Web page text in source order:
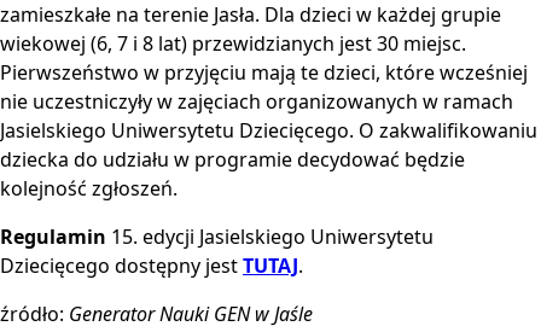
zamieszkałe na terenie Jasła. Dla dzieci w każdej grupie
wiekowej (6, 7 i 8 lat) przewidzianych jest 30 miejsc.
Pierwszeństwo w przyjęciu mają te dzieci, które wcześniej
nie uczestniczyły w zajęciach organizowanych w ramach
Jasielskiego Uniwersytetu Dziecięcego. O zakwalifikowaniu
dziecka do udziału w programie decydować będzie
kolejność zgłoszeń.
Regulamin 15. edycji Jasielskiego Uniwersytetu
Dziecięcego dostępny jestTUTAJ.
źródło: Generator Nauki GEN w Jaśle